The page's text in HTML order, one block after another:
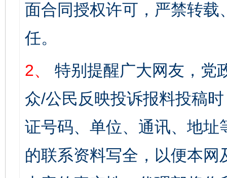
面合同授权许可，严禁转
任。
2、
特别提醒广大网友，党
众/公民反映投诉报料投稿
证号码、单位、通讯、地
的联系资料写全，以便本